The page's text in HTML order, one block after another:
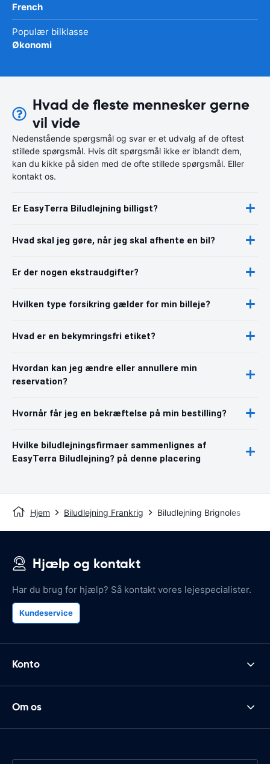
French
Populær bilklasse
Økonomi
Hvad de fleste mennesker gerne
vil vide
Nedenstående spørgsmål og svar er et udvalg af de oftest
stillede spørgsmål. Hvis dit spørgsmål ikke er iblandt dem,
kan du kikke på siden med de ofte stillede spørgsmål. Eller
kontakt os.
Er EasyTerra Biludlejning billigst?
Hvad skal jeg gøre, når jeg skal afhente en bil?
Er der nogen ekstraudgifter?
Hvilken type forsikring gælder for min billeje?
Hvad er en bekymringsfri etiket?
Hvordan kan jeg ændre eller annullere min
reservation?
Hvornår får jeg en bekræftelse på min bestilling?
Hvilke biludlejningsfirmaer sammenlignes af
EasyTerra Biludlejning? på denne placering
Hjem Biludlejning Frankrig Biludlejning Brignoles
Hjælp og kontakt
Har du brug for hjælp? Så kontakt vores lejespecialister.
Kundeservice
Konto
Om os